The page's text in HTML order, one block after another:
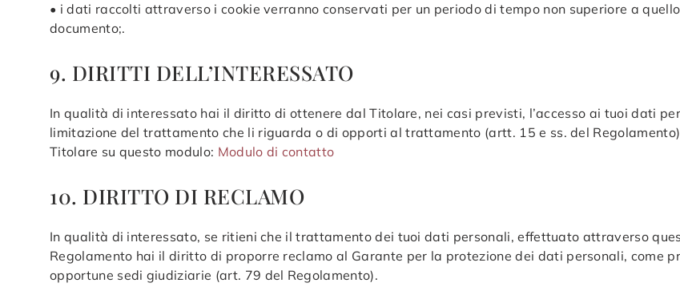
• i dati raccolti attraverso i cookie verranno conservati per un periodo di tempo non superiore a
documento;.
9. DIRITTI DELL’INTERESSATO
In qualità di interessato hai il diritto di ottenere dal Titolare, nei casi previsti, l’accesso ai tuoi dati
limitazione del trattamento che li riguarda o di opporti al trattamento (artt. 15 e ss. del
Titolare su questo modulo: Modulo di contatto
10. DIRITTO DI RECLAMO
In qualità di interessato, se ritieni che il trattamento dei tuoi dati personali, effettuato attraverso
Regolamento hai il diritto di proporre reclamo al Garante per la protezione dei dati personali, come
opportune sedi giudiziarie (art. 79 del Regolamento).